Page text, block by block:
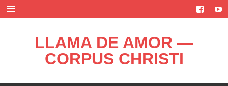
contenido
LLAMA DE AMOR —
CORPUS CHRISTI